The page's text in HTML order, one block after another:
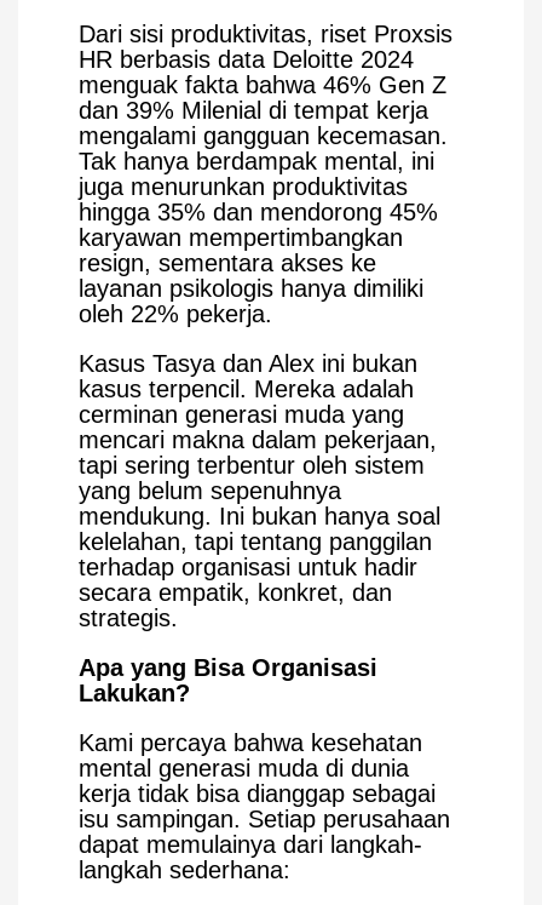
Dari sisi produktivitas, riset Proxsis
HR berbasis data Deloitte 2024
menguak fakta bahwa 46% Gen Z
dan 39% Milenial di tempat kerja
mengalami gangguan kecemasan.
Tak hanya berdampak mental, ini
juga menurunkan produktivitas
hingga 35% dan mendorong 45%
karyawan mempertimbangkan
resign, sementara akses ke
layanan psikologis hanya dimiliki
oleh 22% pekerja.
Kasus Tasya dan Alex ini bukan
kasus terpencil. Mereka adalah
cerminan generasi muda yang
mencari makna dalam pekerjaan,
tapi sering terbentur oleh sistem
yang belum sepenuhnya
mendukung. Ini bukan hanya soal
kelelahan, tapi tentang panggilan
terhadap organisasi untuk hadir
secara empatik, konkret, dan
strategis.
Apa yang Bisa Organisasi
Lakukan?
Kami percaya bahwa kesehatan
mental generasi muda di dunia
kerja tidak bisa dianggap sebagai
isu sampingan. Setiap perusahaan
dapat memulainya dari langkah-
langkah sederhana: